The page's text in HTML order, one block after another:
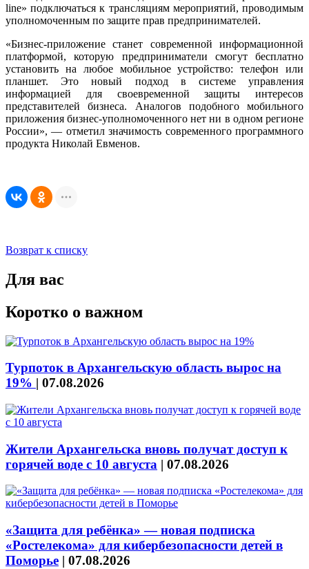
line» подключаться к трансляциям мероприятий, проводимым
уполномоченным по защите прав предпринимателей.
«Бизнес-приложение станет современной информационной
платформой, которую предприниматели смогут бесплатно
установить на любое мобильное устройство: телефон или
планшет. Это новый подход в системе управления
информацией для своевременной защиты интересов
представителей бизнеса. Аналогов подобного мобильного
приложения бизнес-уполномоченного нет ни в одном регионе
России», — отметил значимость современного программного
продукта Николай Евменов.
Возврат к списку
Для вас
Коротко о важном
Турпоток в Архангельскую область вырос на
19% | 07.08.2026
Жители Архангельска вновь получат доступ к
горячей воде с 10 августа | 07.08.2026
«Защита для ребёнка» — новая подписка
«Ростелекома» для кибербезопасности детей в
Поморье | 07.08.2026